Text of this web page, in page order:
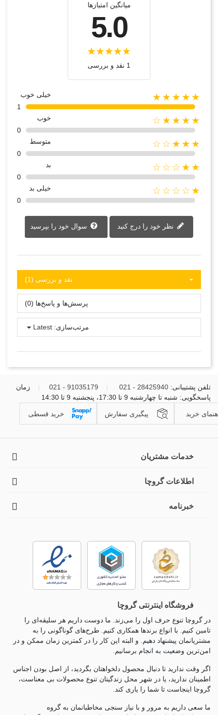
میانگین امتیازها
5.0
1 نقد و بررسی
★★★★★
خیلی خوب
1
★★★★☆
خوب
0
★★★☆☆
متوسط
0
★★☆☆☆
بد
0
★☆☆☆☆
خیلی بد
0
سوال خود را بپرسید
نقد و بررسی‌‌ (1)
پرسش‌ها و پاسخ‌ها (0)
مرتب‌سازی: Latest
تلفن پشتیبانی: 28425940 - 021
91035179 - 021
زمان
پاسخگویی: شنبه تا چهارشنبه 9 تا 17:30، پنجشنبه 9 تا 14:30
خرید پیگیری سفارش خرید قسطی
خدمات مشتریان
اطلاعات گروچا
خبرنامه
فروشگاه اینترنتی گروچا
در گروچا تنوع حرف اول را می‌زند. ما دوست داریم هر سلیقه‌ای را
تامین کنیم. با انواع برندها همکاری کنیم. طرح‌های گوناگونی را به
مشتریانمان پیشنهاد دهیم. و البته این کار را در کمترین زمان ممکن و در
امن‌ترین وضعیت به انجام برسانیم.
اگر وقت ندارید تا دنبال محصول دلخواهتان بگردید، از اصل بودن اجناس
اطمینان ندارید، یا در شهر محل زندگیتان تنوع محصولات بی معناست،
گروچا اینجاست تا شما را یاری کند.
ما سعی داریم به مرور و با نیاز سنجی مخاطبانمان به گروه